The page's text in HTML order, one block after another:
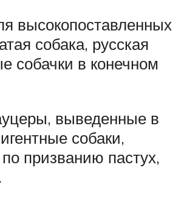
высокопоставленных
собака, русская
собачки в конечном
выведенные в
собаки,
призванию пастух,